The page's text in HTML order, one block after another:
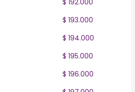
$ 192.000
$ 193.000
$ 194.000
$ 195.000
$ 196.000